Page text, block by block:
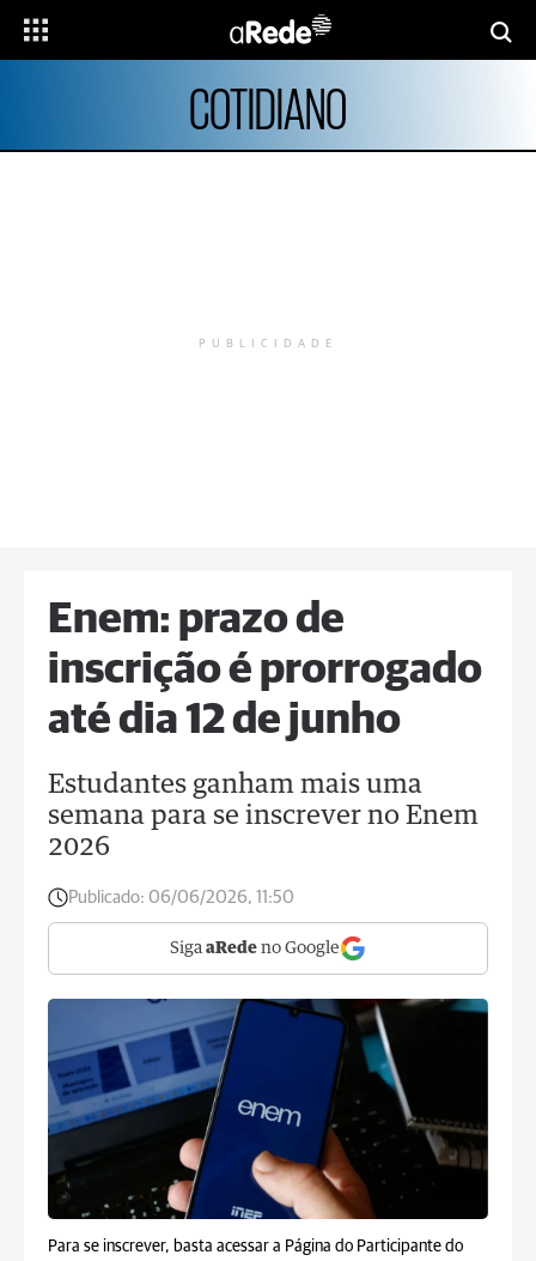
COTIDIANO
PUBLICIDADE
Enem: prazo de
inscrição é prorrogado
até dia 12 de junho
Estudantes ganham mais uma
semana para se inscrever no Enem
2026
Publicado: 06/06/2026, 11:50
Siga aRede no Google
Para se inscrever, basta acessar a Página do Participante do